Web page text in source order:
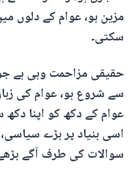
مزین ہو، عوام کے دلوں
سکتی۔
حقیقی مزاحمت وہی ہے
سے شروع ہو، عوام کی
عوام کے دکھ کو اپنا دکھ
اسی بنیاد پر بڑے
سوالات کی طرف آگے